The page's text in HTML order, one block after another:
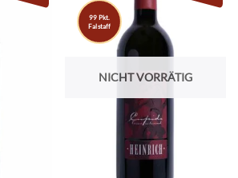
NICHT VORRÄTIG
99 Pkt.
Falstaff